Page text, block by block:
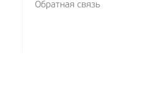
Обратная связь